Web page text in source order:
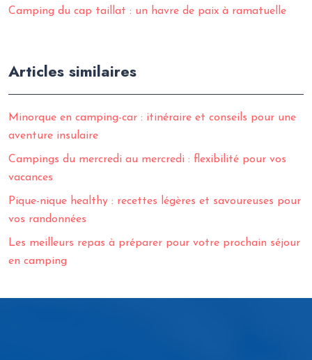
Camping du cap taillat : un havre de paix à ramatuelle
Articles similaires
Minorque en camping-car : itinéraire et conseils pour une
aventure insulaire
Campings du mercredi au mercredi : flexibilité pour vos
vacances
Pique-nique healthy : recettes légères et savoureuses pour
vos randonnées
Les meilleurs repas à préparer pour votre prochain séjour
en camping